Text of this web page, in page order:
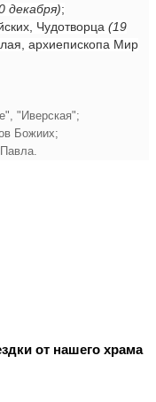
декабря);
Чудотворца (19
архиепископа Мир
"Иверская";
Божиих;
от нашего храма